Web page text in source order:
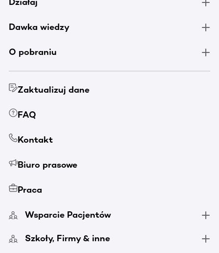
Dawka wiedzy
O pobraniu
Zaktualizuj dane
FAQ
Kontakt
Biuro prasowe
Praca
Wsparcie Pacjentów
Szkoły, Firmy & inne